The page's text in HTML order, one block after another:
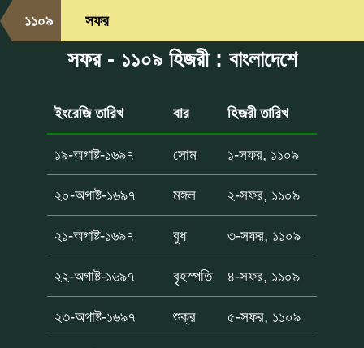
১১০৯ সফর
সফর - ১১০৯ হিজরী : বাংলাদেশে
ইংরেজি তারিখ বার হিজরী তারিখ
১৯-অগাষ্ট-১৬৯৭ সোম ১-সফর, ১১০৯
২০-অগাষ্ট-১৬৯৭ মঙ্গল ২-সফর, ১১০৯
২১-অগাষ্ট-১৬৯৭ বুধ ৩-সফর, ১১০৯
২২-অগাষ্ট-১৬৯৭ বৃহস্পতি ৪-সফর, ১১০৯
২৩-অগাষ্ট-১৬৯৭ শুক্র ৫-সফর, ১১০৯